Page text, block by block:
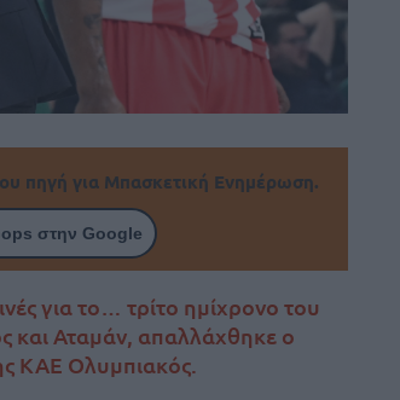
πηγή για Μπασκετική Ενημέρωση.
στην Google
για το… τρίτο ημίχρονο του
και Αταμάν, απαλλάχθηκε ο
ΚΑΕ Ολυμπιακός.